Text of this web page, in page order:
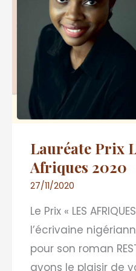
Lauréate Prix
Afriques 2020
27/11/2020
Le Prix « LES
l’écrivaine
pour son roman
avons le plaisir de
Afriques
2020